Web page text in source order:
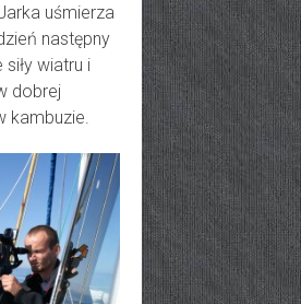
uśmierza
następny
siły wiatru i
dobrej
kambuzie.